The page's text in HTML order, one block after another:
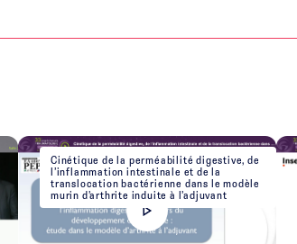
Cinétique de la perméabilité digestive, de
l’inflammation intestinale et de la
translocation bactérienne dans le modèle
murin d’arthrite induite à l’adjuvant